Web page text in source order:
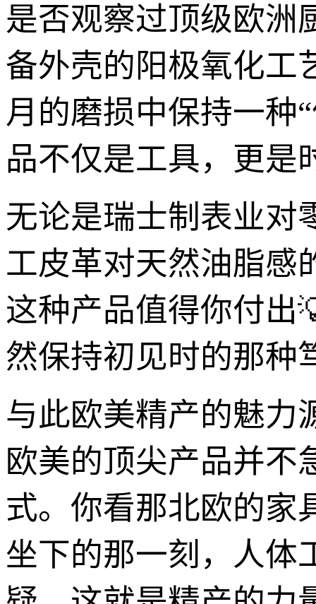
是否观察过顶级欧洲
备外壳的阳极氧化工
月的磨损中保持一种
品不仅是工具，更是
无论是瑞士制表业对
工皮革对天然油脂
这种产品值得你付出
然保持初见时的那种
与此欧美精产的魅力
欧美的顶尖产品并不
式。你看那北欧的家
坐下的那一刻，人体